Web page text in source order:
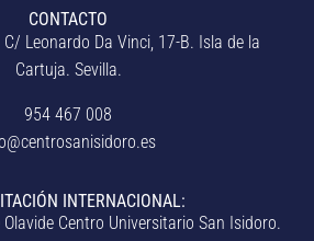
CONTACTO
Leonardo Da Vinci, 17-B. Isla de la
Cartuja. Sevilla.
954 467 008
INTERNACIONAL:
Centro Universitario San Isidoro.